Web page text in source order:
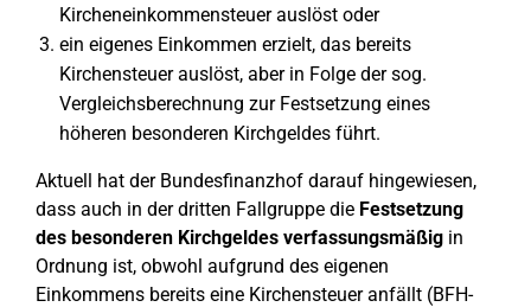
Kircheneinkommensteuer auslöst oder
ein eigenes Einkommen erzielt, das bereits
Kirchensteuer auslöst, aber in Folge der sog.
Vergleichsberechnung zur Festsetzung eines
höheren besonderen Kirchgeldes führt.
Aktuell hat der Bundesfinanzhof darauf hingewiesen,
dass auch in der dritten Fallgruppe die Festsetzung
des besonderen Kirchgeldes verfassungsmäßig in
Ordnung ist, obwohl aufgrund des eigenen
Einkommens bereits eine Kirchensteuer anfällt (BFH-